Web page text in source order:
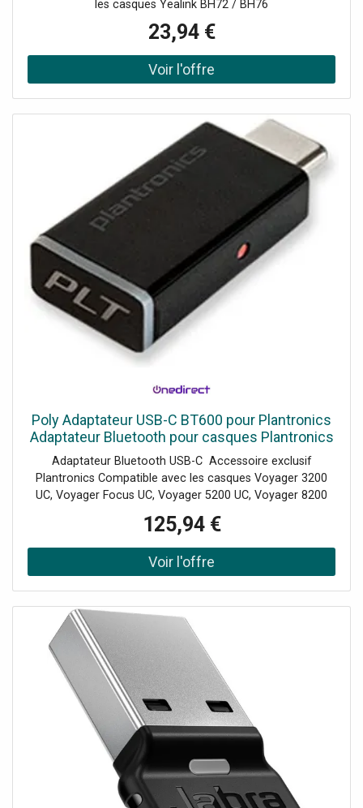
les casques Yealink BH72 / BH76
23,94 €
Poly Adaptateur USB-C BT600 pour Plantronics
Adaptateur Bluetooth pour casques Plantronics
Adaptateur Bluetooth USB-C Accessoire exclusif
Plantronics Compatible avec les casques Voyager 3200
UC, Voyager Focus UC, Voyager 5200 UC, Voyager 8200
et Mac Excellente qualité sonore en communication et
pour la musique
125,94 €